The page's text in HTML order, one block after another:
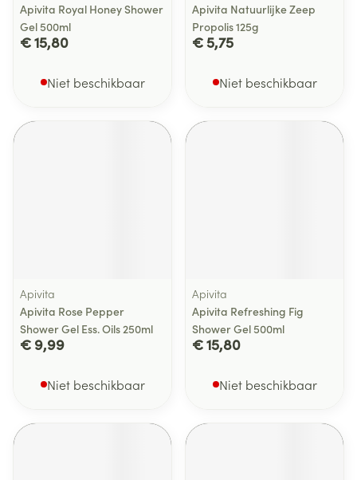
Apivita Royal Honey Shower
Gel 500ml
€ 15,80
Niet beschikbaar
Apivita Natuurlijke Zeep
Propolis 125g
€ 5,75
Niet beschikbaar
Apivita
Apivita Rose Pepper
Shower Gel Ess. Oils 250ml
€ 9,99
Niet beschikbaar
Apivita
Apivita Refreshing Fig
Shower Gel 500ml
€ 15,80
Niet beschikbaar